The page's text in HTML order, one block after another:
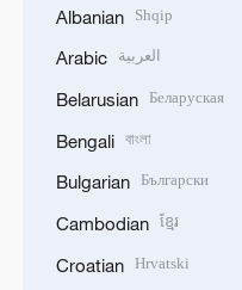
Albanian Shqip
Arabic العربية
Belarusian Беларуская
Bengali বাংলা
Bulgarian Български
Cambodian ខ្មែរ
Croatian Hrvatski